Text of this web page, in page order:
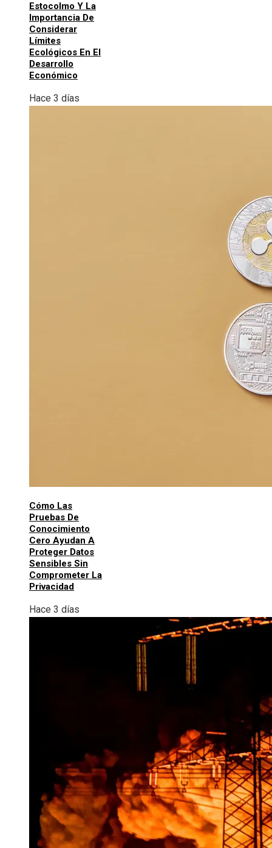
Estocolmo Y La
Importancia De
Considerar
Límites
Ecológicos En El
Desarrollo
Económico
Hace 3 días
Cómo Las
Pruebas De
Conocimiento
Cero Ayudan A
Proteger Datos
Sensibles Sin
Comprometer La
Privacidad
Hace 3 días